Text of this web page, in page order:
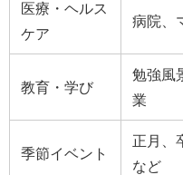
医療・ヘルス
ケア
病院、
教育・学び
勉強風
業
季節イベント
正月、
など